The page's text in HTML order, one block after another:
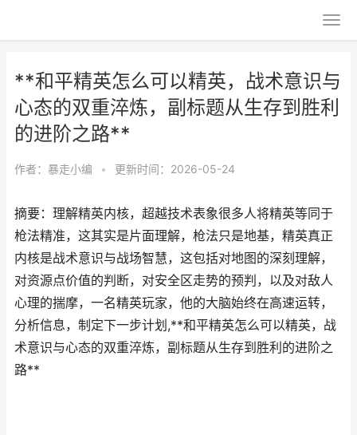
**和平精英怎么可以精英，战术意识与
心态的双重淬炼，副标题从生存到胜利
的进阶之路**
作者： 暴走小编 • 更新时间：2026-05-24
摘要：理解精英内核，超越技术表象很多人将精英等同于
枪法精准，这其实是片面理解，枪法只是地基，精英真正
内核是战术意识与战场智慧，这包括对地图的深刻理解，
对资源点价值的判断，对安全区走势的预判，以及对敌人
心理的揣摩，一名精英玩家，他的大脑始终在高速运转，
分析信息，制定下一步计划,**和平精英怎么可以精英，战
术意识与心态的双重淬炼，副标题从生存到胜利的进阶之
路**